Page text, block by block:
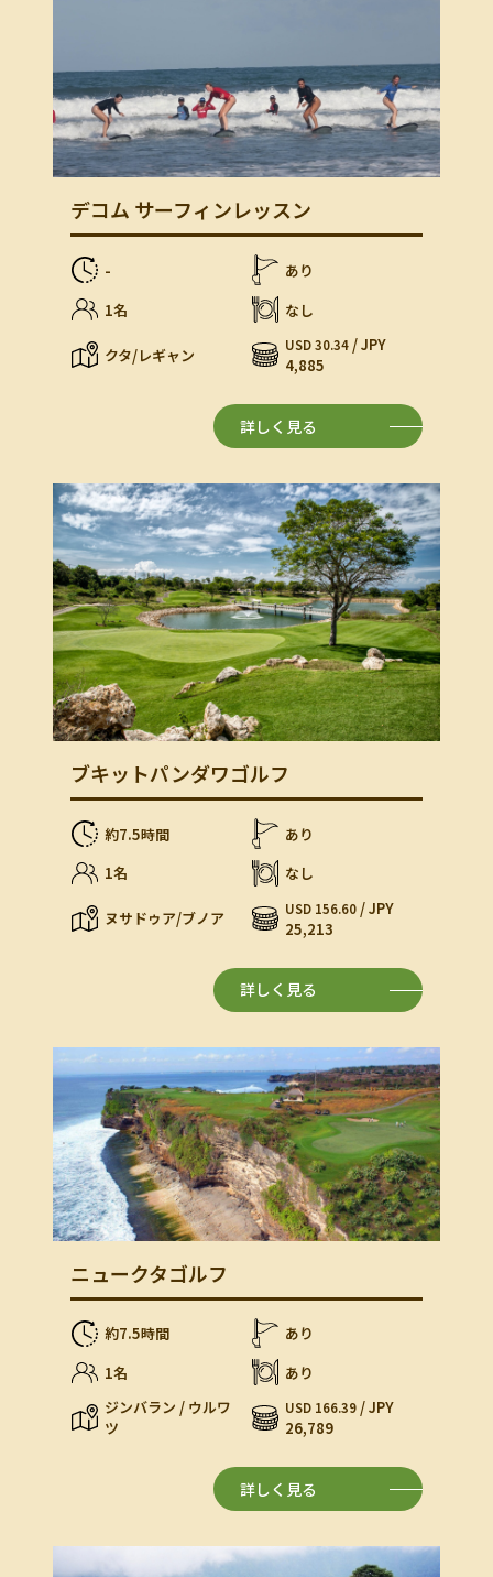
デコム サーフィンレッスン
-
あり
1名
なし
クタ/レギャン USD 30.34 / JPY
4,885
詳しく見る
ブキットパンダワゴルフ
約7.5時間
あり
1名
なし
ヌサドゥア/ブノア USD 156.60 / JPY
25,213
詳しく見る
ニュークタゴルフ
約7.5時間
あり
1名
あり
ジンバラン / ウルワ
ツ
USD 166.39 / JPY
26,789
詳しく見る